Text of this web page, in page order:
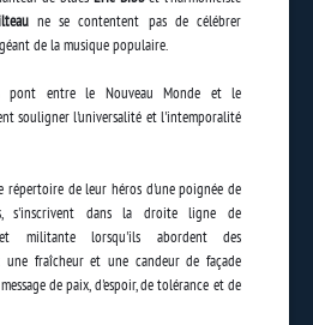
ne se contentent pas de célébrer
de la musique populaire.
pont entre le Nouveau Monde et le
souligner l'universalité et l'intemporalité
répertoire de leur héros d'une poignée de
s'inscrivent dans la droite ligne de
militante lorsqu'ils abordent des
une fraîcheur et une candeur de façade
de paix, d'espoir, de tolérance et de